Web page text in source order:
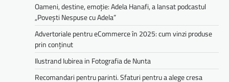
Oameni, destine, emoție: Adela Hanafi, a lansat podcastul
„Povești Nespuse cu Adela”
Advertoriale pentru eCommerce în 2025: cum vinzi produse
prin conținut
Ilustrand Iubirea in Fotografia de Nunta
Recomandari pentru parinti. Sfaturi pentru a alege cresa